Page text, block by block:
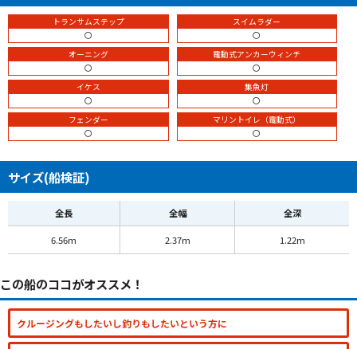
トランサムステップ
〇
スイムラダー
〇
オーニング
〇
電動式アンカーウィンチ
〇
イケス
〇
集魚灯
〇
フェンダー
〇
マリントイレ（電動式）
〇
サイズ(船検証)
全長 全幅 全深
6.56m 2.37m 1.22m
この船のココがオススメ！
クルージングもしたいし釣りもしたいという方に